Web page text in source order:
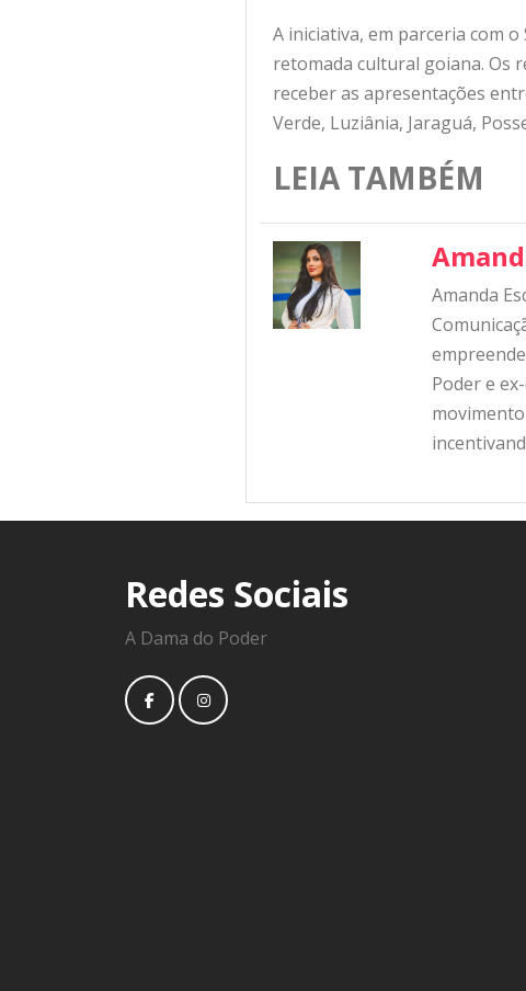
A iniciativa, em parceria com
retomada cultural goiana. Os
receber as apresentações
Verde, Luziânia, Jaraguá,
LEIA TAMBÉM
Amanda
Poder e
Redes Sociais
A Dama do Poder